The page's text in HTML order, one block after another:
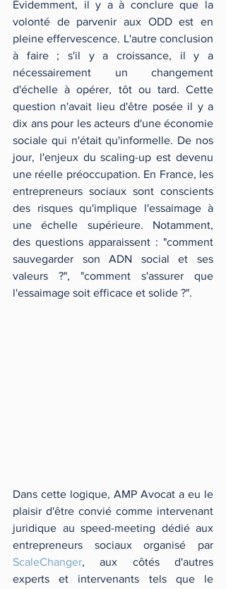
Évidemment, il y a à conclure que la
volonté de parvenir aux ODD est en
pleine effervescence. L'autre conclusion
à faire ; s'il y a croissance, il y a
nécessairement un changement
d'échelle à opérer, tôt ou tard. Cette
question n'avait lieu d'être posée il y a
dix ans pour les acteurs d'une économie
sociale qui n'était qu'informelle. De nos
jour, l'enjeux du scaling-up est devenu
une réelle préoccupation. En France, les
entrepreneurs sociaux sont conscients
des risques qu'implique l'essaimage à
une échelle supérieure. Notamment,
des questions apparaissent : "comment
sauvegarder son ADN social et ses
valeurs ?", "comment s'assurer que
l'essaimage soit efficace et solide ?".
Dans cette logique, AMP Avocat a eu le
plaisir d'être convié comme intervenant
juridique au speed-meeting dédié aux
ScaleChanger, aux côtés d'autres
experts et intervenants tels que le